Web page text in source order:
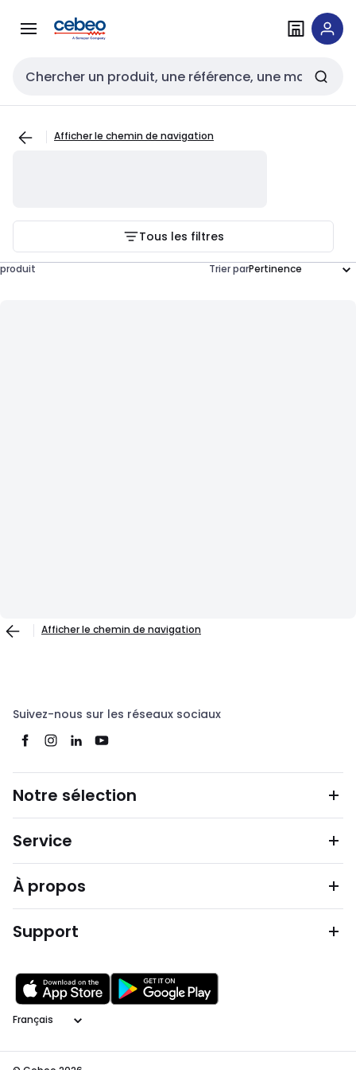
navigationau
Entrée de recherche
Afficher le chemin de navigation
Tous les filtres
produit Trier par
Afficher le chemin de navigation
Suivez-nous sur les réseaux sociaux
Notre sélection
Service
À propos
Support
Langage